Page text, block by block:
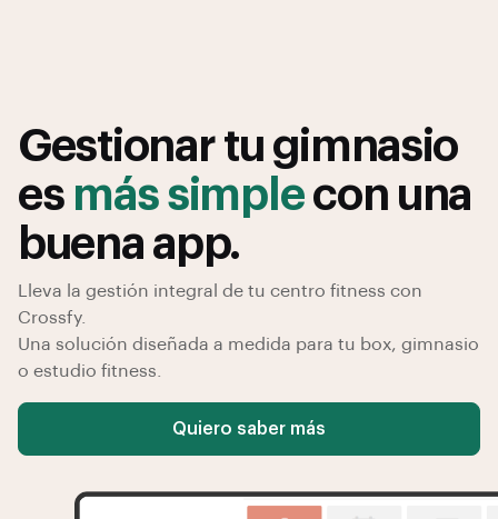
Gestionar tu gimnasio
es más simplecon una
buena app.
Lleva la gestión integral de tu centro fitness con
Crossfy.
Una solución diseñada a medida para tu box, gimnasio
o estudio fitness.
Quiero saber más